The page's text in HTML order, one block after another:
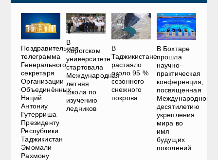
Поздравительная
телеграмма
Генерального
секретаря
Организации
Объединённых
Наций
Антониу
Гутерриша
Президенту
Республики
Таджикистан
Эмомали
Рахмону
В
Хорогском
университете
стартовала
Международная
летняя
школа по
изучению
ледников
В
Таджикистане
растаяло
около 95 %
сезонного
снежного
покрова
В Бохтаре
прошла
научно-
практическая
конференция,
посвященная
Международному
десятилетию
укрепления
мира во
имя
будущих
поколений